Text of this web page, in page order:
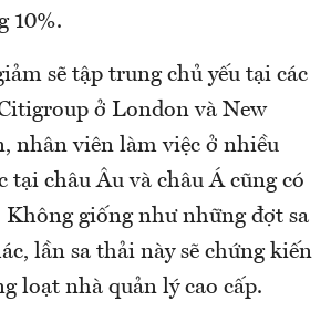
10%.
sẽ tập trung chủ yếu tại các
ở London và New
nhân viên làm việc ở nhiều
tại châu Âu và châu Á cũng có
Không giống như những đợt sa
lần sa thải này sẽ chứng kiến
loạt nhà quản lý cao cấp.